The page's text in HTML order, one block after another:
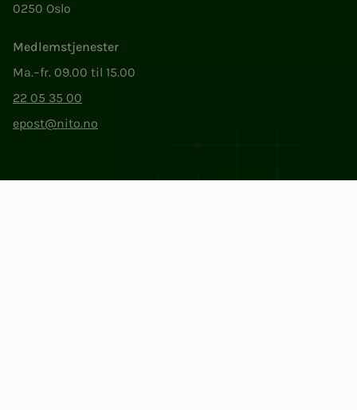
0250 Oslo
Medlemstjenester
Ma.–fr. 09.00 til 15.00
22 05 35 00
epost@nito.no